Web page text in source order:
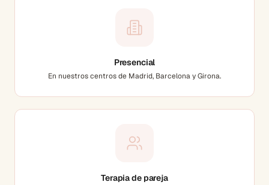
Presencial
En nuestros centros de Madrid, Barcelona y Girona.
Terapia de pareja